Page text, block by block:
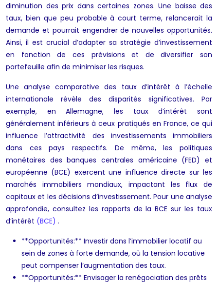
diminution des prix dans certaines zones. Une baisse des
taux, bien que peu probable à court terme, relancerait la
demande et pourrait engendrer de nouvelles opportunités.
Ainsi, il est crucial d’adapter sa stratégie d’investissement
en fonction de ces prévisions et de diversifier son
portefeuille afin de minimiser les risques.
Une analyse comparative des taux d’intérêt à l’échelle
internationale révèle des disparités significatives. Par
exemple, en Allemagne, les taux d’intérêt sont
généralement inférieurs à ceux pratiqués en France, ce qui
influence l’attractivité des investissements immobiliers
dans ces pays respectifs. De même, les politiques
monétaires des banques centrales américaine (FED) et
européenne (BCE) exercent une influence directe sur les
marchés immobiliers mondiaux, impactant les flux de
capitaux et les décisions d’investissement. Pour une analyse
approfondie, consultez les rapports de la BCE sur les taux
d’intérêt (BCE) .
**Opportunités:** Investir dans l’immobilier locatif au
sein de zones à forte demande, où la tension locative
peut compenser l’augmentation des taux.
**Opportunités:** Envisager la renégociation des prêts